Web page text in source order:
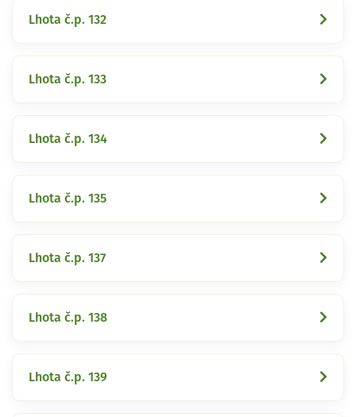
Lhota č.p. 132
Lhota č.p. 133
Lhota č.p. 134
Lhota č.p. 135
Lhota č.p. 137
Lhota č.p. 138
Lhota č.p. 139